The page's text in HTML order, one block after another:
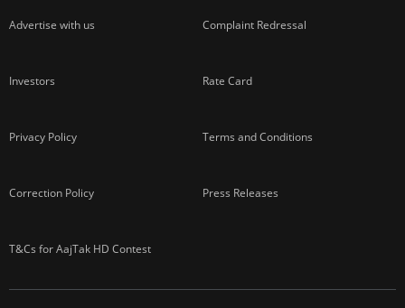
Advertise with us Complaint Redressal
Investors Rate Card
Privacy Policy Terms and Conditions
Correction Policy Press Releases
T&Cs for AajTak HD Contest